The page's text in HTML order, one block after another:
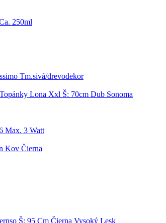
250ml
Tm.sivá/drevodekor
Lona Xxl Š: 70cm Dub Sonoma
Max. 3 Watt
Kov Čierna
Š: 95 Cm Čierna Vysoký Lesk